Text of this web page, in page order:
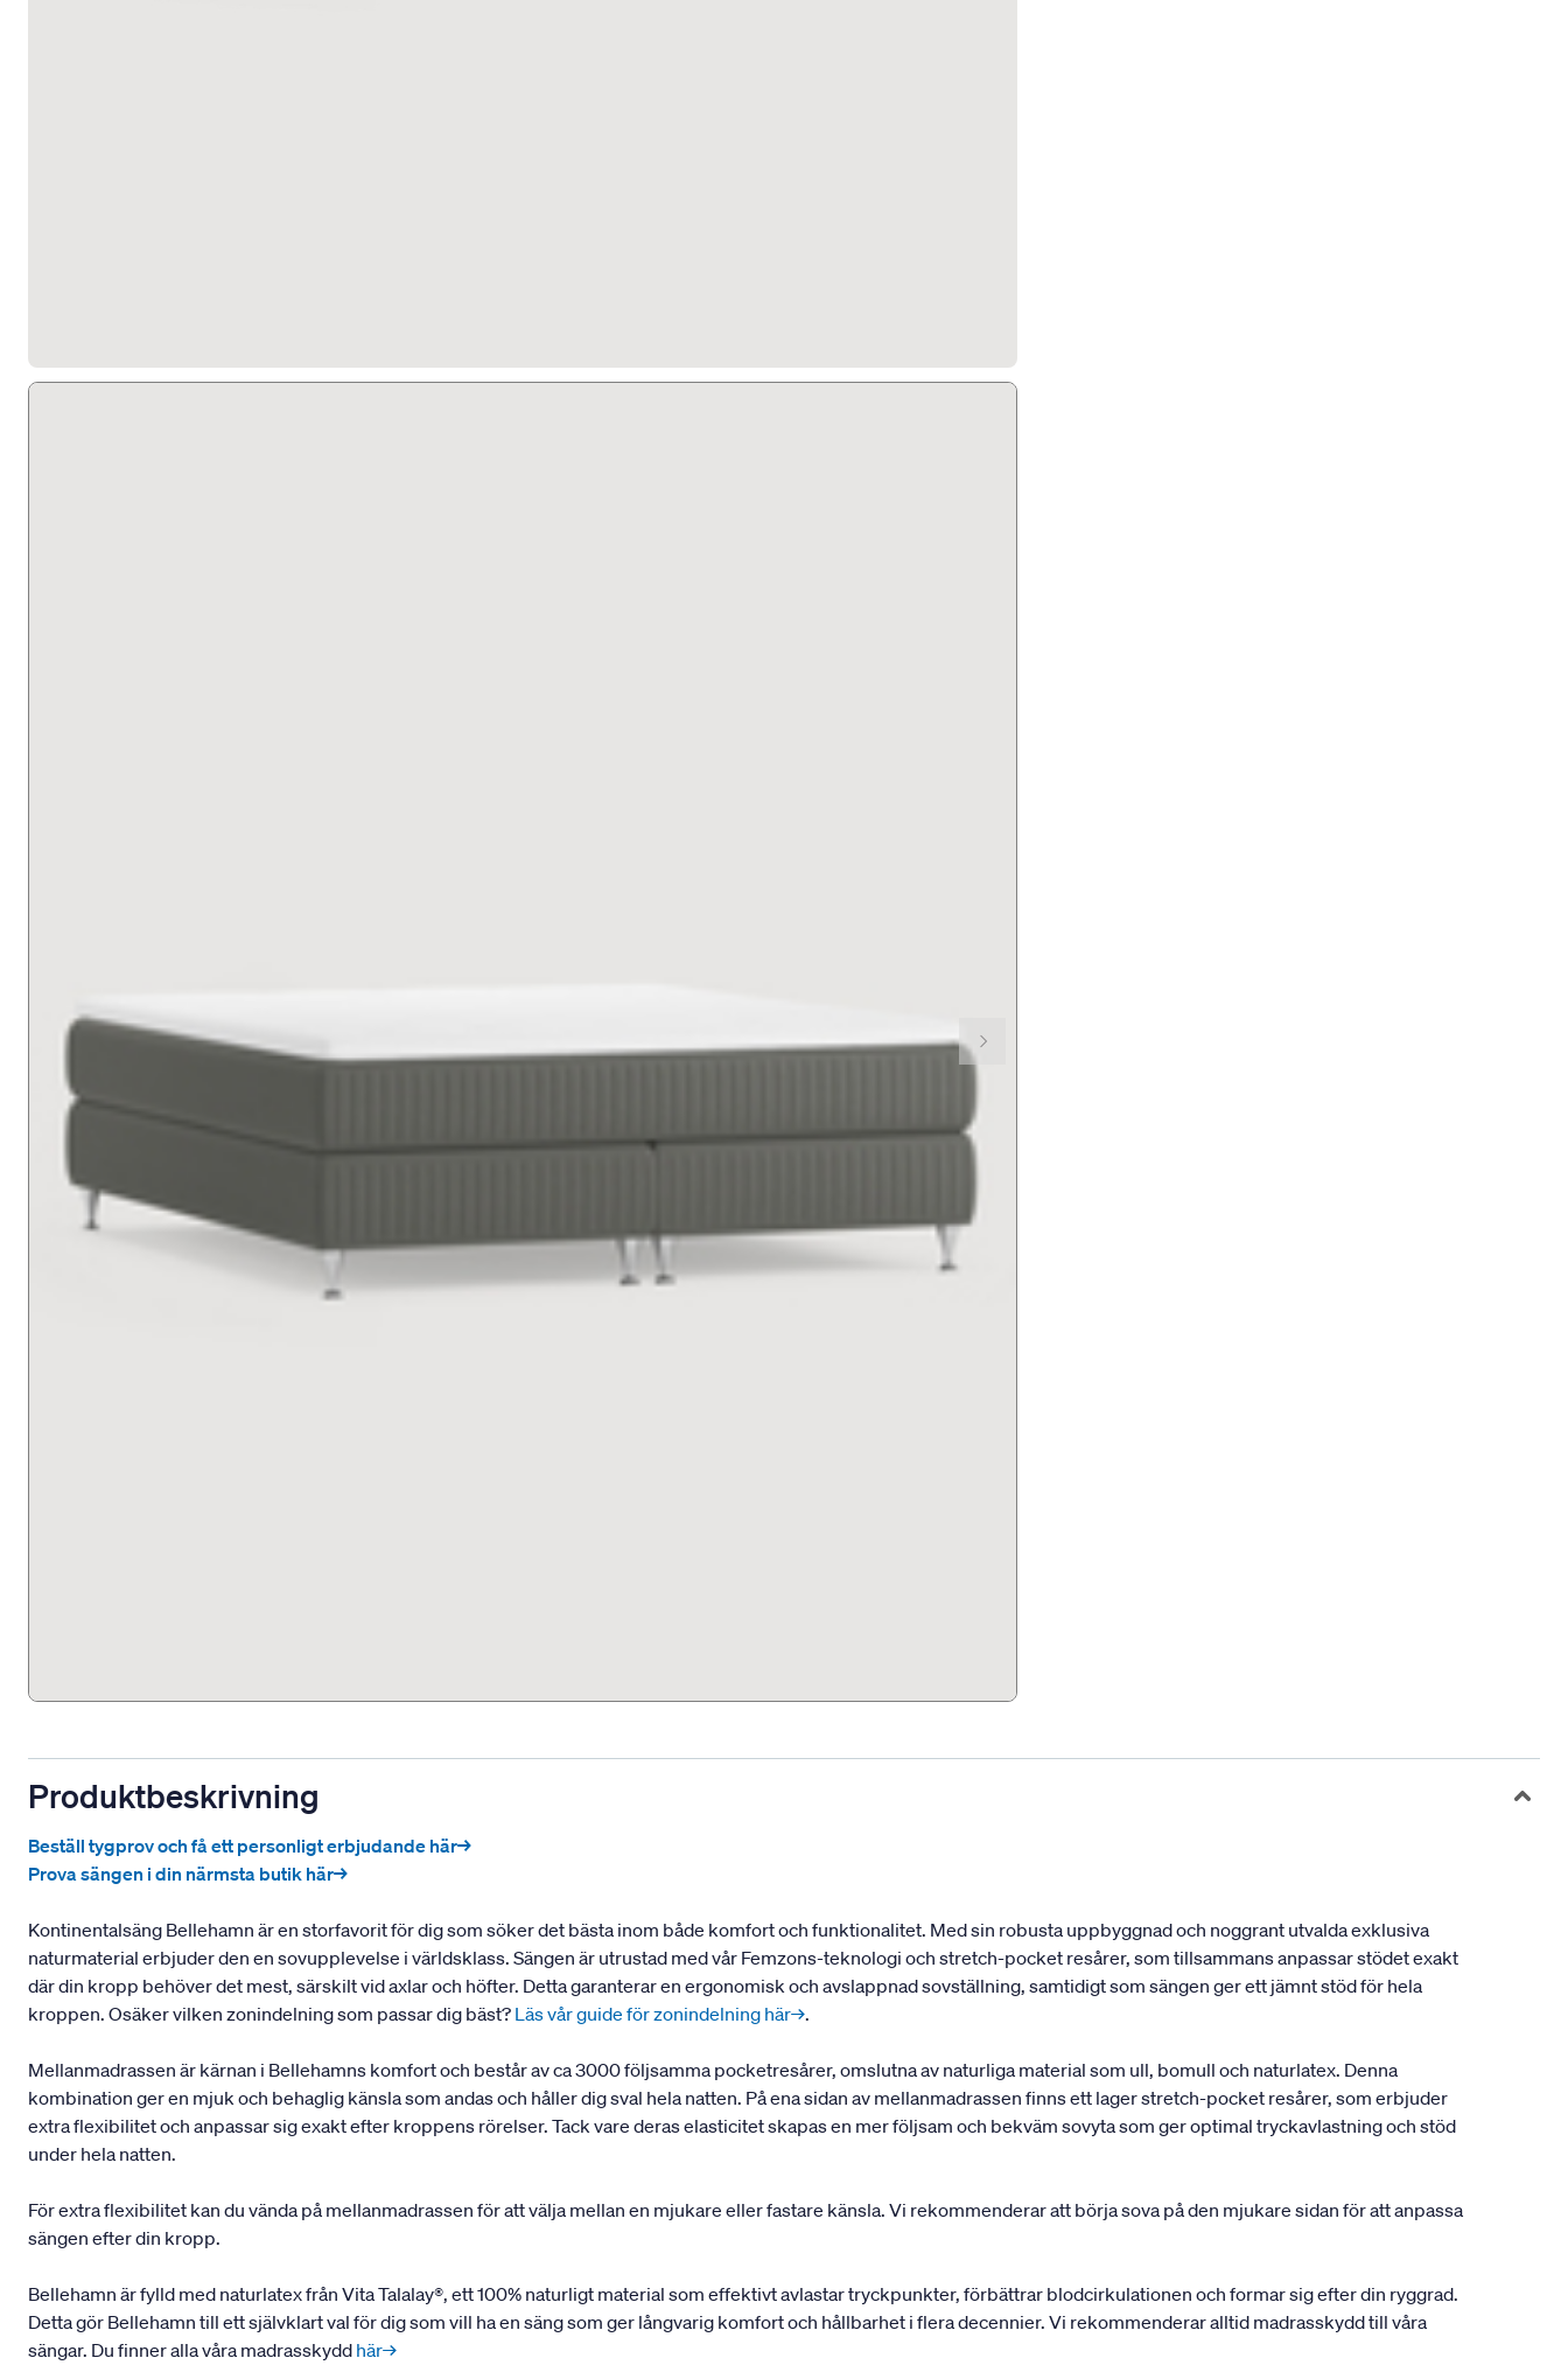
Produktbeskrivning
Beställ tygprov och få ett personligt erbjudande här→
Prova sängen i din närmsta butik här→
Kontinentalsäng Bellehamn är en storfavorit för dig som söker det bästa inom både komfort och funktionalitet. Med sin robusta uppbyggnad och noggrant utvalda exklusiva
naturmaterial erbjuder den en sovupplevelse i världsklass. Sängen är utrustad med vår Femzons-teknologi och stretch-pocket resårer, som tillsammans anpassar stödet exakt
där din kropp behöver det mest, särskilt vid axlar och höfter. Detta garanterar en ergonomisk och avslappnad sovställning, samtidigt som sängen ger ett jämnt stöd för hela
kroppen. Osäker vilken zonindelning som passar dig bäst? Läs vår guide för zonindelning här→.
Mellanmadrassen är kärnan i Bellehamns komfort och består av ca 3000 följsamma pocketresårer, omslutna av naturliga material som ull, bomull och naturlatex. Denna
kombination ger en mjuk och behaglig känsla som andas och håller dig sval hela natten. På ena sidan av mellanmadrassen finns ett lager stretch-pocket resårer, som erbjuder
extra flexibilitet och anpassar sig exakt efter kroppens rörelser. Tack vare deras elasticitet skapas en mer följsam och bekväm sovyta som ger optimal tryckavlastning och stöd
under hela natten.
För extra flexibilitet kan du vända på mellanmadrassen för att välja mellan en mjukare eller fastare känsla. Vi rekommenderar att börja sova på den mjukare sidan för att anpassa
sängen efter din kropp.
Bellehamn är fylld med naturlatex från Vita Talalay®, ett 100% naturligt material som effektivt avlastar tryckpunkter, förbättrar blodcirkulationen och formar sig efter din ryggrad.
Detta gör Bellehamn till ett självklart val för dig som vill ha en säng som ger långvarig komfort och hållbarhet i flera decennier. Vi rekommenderar alltid madrasskydd till våra
sängar. Du finner alla våra madrasskydd här→